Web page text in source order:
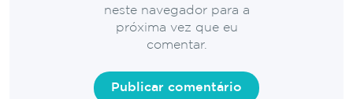
neste navegador para a
próxima vez que eu
comentar.